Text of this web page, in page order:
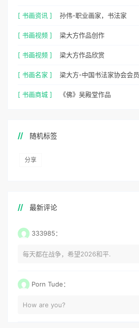
[ 书画资讯 ] 孙伟-职业画家，书法家
[ 书画视频 ] 梁大方作品创作
[ 书画视频 ] 梁大方作品欣赏
[ 书画名家 ] 梁大方-中国书法家协会会员
[ 书画商城 ] 《佛》吴殿堂作品
随机标签
分享
最新评论
333985：
每天都在战争，希望2026和平.
Porn Tude：
How are you?